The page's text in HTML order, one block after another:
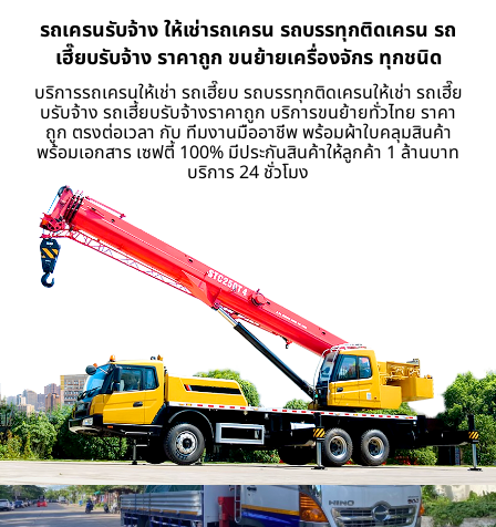
รถเครนรับจ้าง ให้เช่ารถเครน รถบรรทุกติดเครน รถ
เฮี๊ยบรับจ้าง ราคาถูก ขนย้ายเครื่องจักร ทุกชนิด
บริการรถเครนให้เช่า รถเฮี๊ยบ รถบรรทุกติดเครนให้เช่า รถเฮี๊ย
บรับจ้าง รถเฮี้ยบรับจ้างราคาถูก บริการขนย้ายทั่วไทย ราคา
ถูก ตรงต่อเวลา กับ ทีมงานมืออาชีพ พร้อมผ้าใบคลุมสินค้า
พร้อมเอกสาร เซฟตี้ 100% มีประกันสินค้าให้ลูกค้า 1 ล้านบาท
บริการ 24 ชั่วโมง